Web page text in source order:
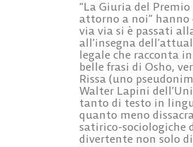
“La Giuria del
attorno a noi” hanno
via via si è passati
all’insegna
legale che racconta
belle frasi di Osho,
Rissa (uno
Walter Lapini
tanto di testo in
quanto meno
satirico-sociologiche
divertente non solo